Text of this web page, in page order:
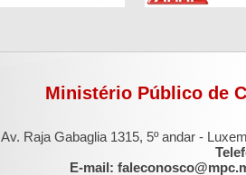
Ministério Público de
Av. Raja Gabaglia 1315, 5º andar -
E-mail: